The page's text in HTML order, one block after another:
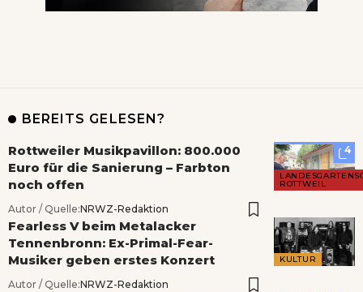
BEREITS GELESEN?
4
ROTTWEIL
Rottweiler Musikpavillon: 800.000
Euro für die Sanierung – Farbton
noch offen
Autor / Quelle:NRWZ-Redaktion
KULTUR
Fearless V beim Metalacker
Tennenbronn: Ex-Primal-Fear-
Musiker geben erstes Konzert
Autor / Quelle:NRWZ-Redaktion